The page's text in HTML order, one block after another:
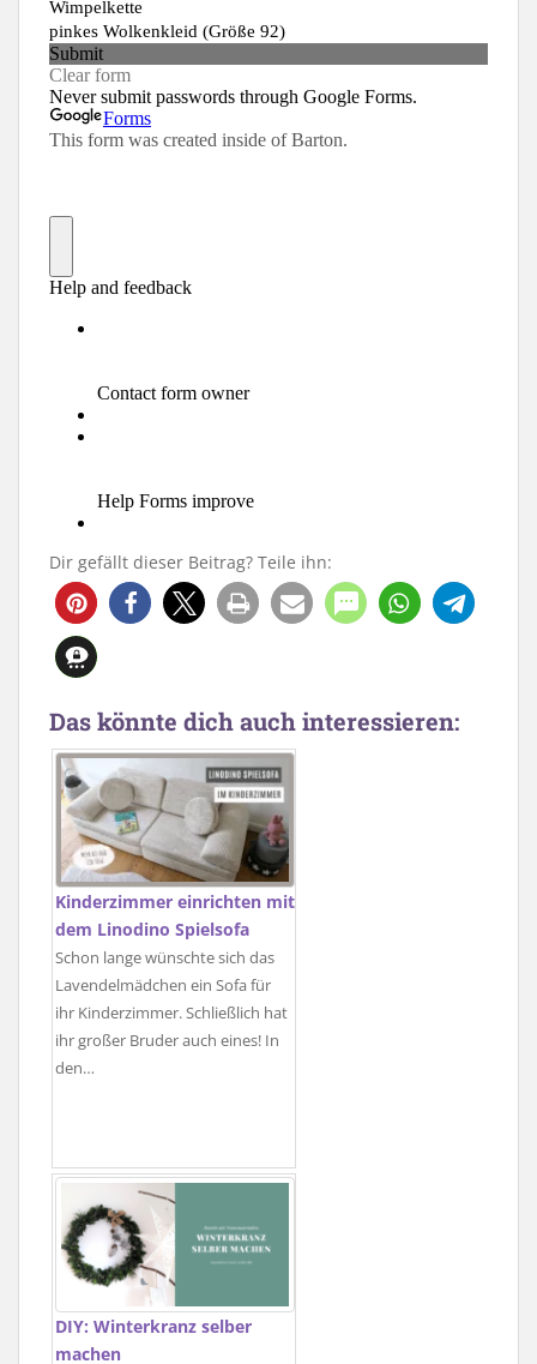
Dir gefällt dieser Beitrag? Teile ihn:
7
Das könnte dich auch interessieren:
Kinderzimmer einrichten mit
dem Linodino Spielsofa
Schon lange wünschte sich das
Lavendelmädchen ein Sofa für
ihr Kinderzimmer. Schließlich hat
ihr großer Bruder auch eines! In
den…
DIY: Winterkranz selber
machen